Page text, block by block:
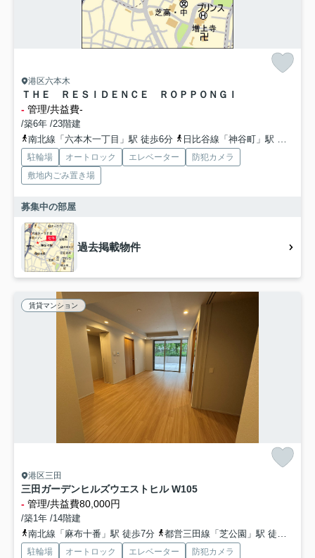
港区六本木
ＴＨＥ ＲＥＳＩＤＥＮＣＥ ＲＯＰＰＯＮＧＩ
- 管理/共益費-
/築6年 /23階建
南北線「六本木一丁目」駅 徒歩6分
日比谷線「神谷町」駅 徒歩6分
駐輪場 オートロック エレベーター
防犯カメラ
敷地内ごみ置き場
募集中の部屋
過去掲載物件
賃貸マンション
港区三田
三田ガーデンヒルズウエストヒル W105
- 管理/共益費80,000円
/築1年 /14階建
南北線「麻布十番」駅 徒歩7分
都営三田線「芝公園」駅 徒歩12分
駐輪場 オートロック エレベーター
防犯カメラ